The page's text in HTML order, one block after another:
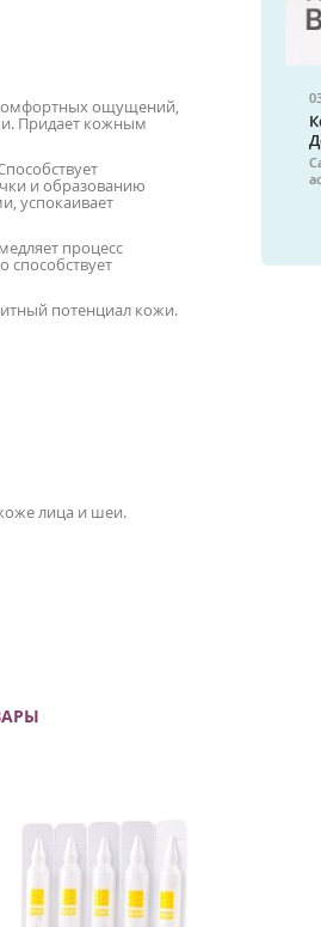
ощущений,
Придает кожным
и образованию
успокаивает
процесс
способствует
потенциал кожи.
лица и шеи.